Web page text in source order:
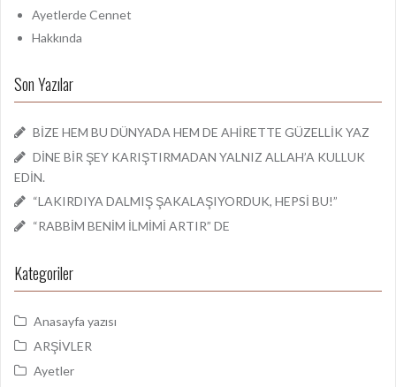
Ayetlerde Cennet
Hakkında
Son Yazılar
BİZE HEM BU DÜNYADA HEM DE AHİRETTE GÜZELLİK YAZ
DİNE BİR ŞEY KARIŞTIRMADAN YALNIZ ALLAH’A KULLUK
EDİN.
“LAKIRDIYA DALMIŞ ŞAKALAŞIYORDUK, HEPSİ BU!”
“RABBİM BENİM İLMİMİ ARTIR” DE
Kategoriler
Anasayfa yazısı
ARŞİVLER
Ayetler